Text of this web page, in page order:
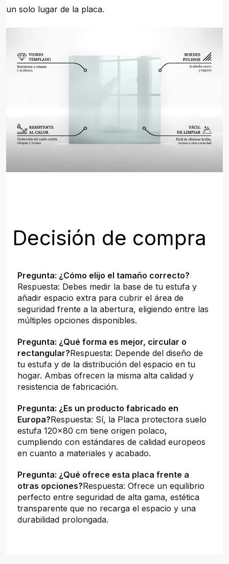
un solo lugar de la placa.
Decisión de compra
Pregunta: ¿Cómo elijo el tamaño correcto?
Respuesta: Debes medir la base de tu estufa y
añadir espacio extra para cubrir el área de
seguridad frente a la abertura, eligiendo entre las
múltiples opciones disponibles.
Pregunta: ¿Qué forma es mejor, circular o
rectangular?Respuesta: Depende del diseño de
tu estufa y de la distribución del espacio en tu
hogar. Ambas ofrecen la misma alta calidad y
resistencia de fabricación.
Pregunta: ¿Es un producto fabricado en
Europa?Respuesta: Sí, la Placa protectora suelo
estufa 120x80 cm tiene origen polaco,
cumpliendo con estándares de calidad europeos
en cuanto a materiales y acabado.
Pregunta: ¿Qué ofrece esta placa frente a
otras opciones?Respuesta: Ofrece un equilibrio
perfecto entre seguridad de alta gama, estética
transparente que no recarga el espacio y una
durabilidad prolongada.